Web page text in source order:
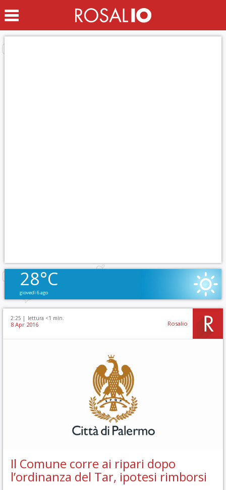
28°C
giovedì 6 ago
2:25 | lettura <1 min.
8 Apr 2016 Rosalio
Il Comune corre ai ripari dopo
l’ordinanza del Tar, ipotesi rimborsi